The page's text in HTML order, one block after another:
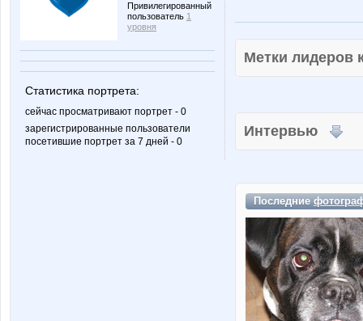
Привилегированный
пользователь 1
уровня
Статистика портрета:
сейчас просматривают портрет - 0
зарегистрированные пользователи
посетившие портрет за 7 дней - 0
Метки
Интервью
Последние